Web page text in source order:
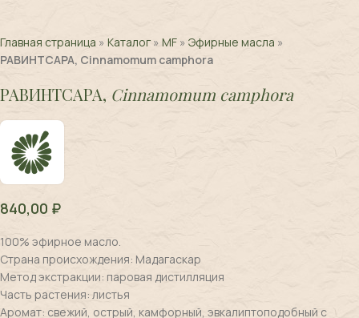
Главная страница » Каталог » MF » Эфирные масла »
РАВИНТСАРА, Cinnamomum camphora
РАВИНТСАРА, Cinnamomum camphora
840,00 ₽
100% эфирное масло.
Страна происхождения: Мадагаскар
Метод экстракции: паровая дистилляция
Часть растения: листья
Аромат: свежий, острый, камфорный, эвкалиптоподобный с